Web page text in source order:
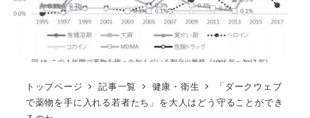
トップページ 記事一覧 健康・衛生
「ダークウェブ
で薬物を手に入れる若者たち」を大人はどう守ることができ